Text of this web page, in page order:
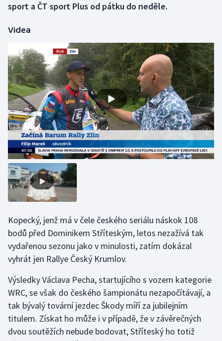
Futsal
Golf
Gymnastika
Házená
Jezdectví
Judo
Krasobruslení
Lezení
Lyže a snowboard
Moderní pětiboj
Motorsport
Parasport
Plavání
sport a ČT sport Plus od pátku do neděle.
Videa
Kopecký, jenž má v čele českého seriálu náskok 108
bodů před Dominikem Stříteským, letos nezažívá tak
vydařenou sezonu jako v minulosti, zatím dokázal
vyhrát jen Rallye Český Krumlov.
Výsledky Václava Pecha, startujícího s vozem kategorie
WRC, se však do českého šampionátu nezapočítávají, a
tak bývalý tovární jezdec Škody míří za jubilejním
titulem. Získat ho může i v případě, že v závěrečných
dvou soutěžích nebude bodovat, Stříteský ho totiž